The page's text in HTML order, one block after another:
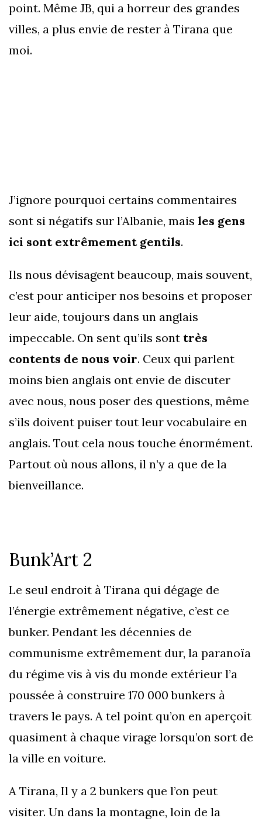
point. Même JB, qui a horreur des grandes
villes, a plus envie de rester à Tirana que
moi.
J’ignore pourquoi certains commentaires
sont si négatifs sur l’Albanie, mais les gens
ici sont extrêmement gentils.
Ils nous dévisagent beaucoup, mais souvent,
c’est pour anticiper nos besoins et proposer
leur aide, toujours dans un anglais
impeccable. On sent qu’ils sont très
contents de nous voir. Ceux qui parlent
moins bien anglais ont envie de discuter
avec nous, nous poser des questions, même
s’ils doivent puiser tout leur vocabulaire en
anglais. Tout cela nous touche énormément.
Partout où nous allons, il n’y a que de la
bienveillance.
Bunk’Art 2
Le seul endroit à Tirana qui dégage de
l’énergie extrêmement négative, c’est ce
bunker. Pendant les décennies de
communisme extrêmement dur, la paranoïa
du régime vis à vis du monde extérieur l’a
poussée à construire 170 000 bunkers à
travers le pays. A tel point qu’on en aperçoit
quasiment à chaque virage lorsqu’on sort de
la ville en voiture.
A Tirana, Il y a 2 bunkers que l’on peut
visiter. Un dans la montagne, loin de la